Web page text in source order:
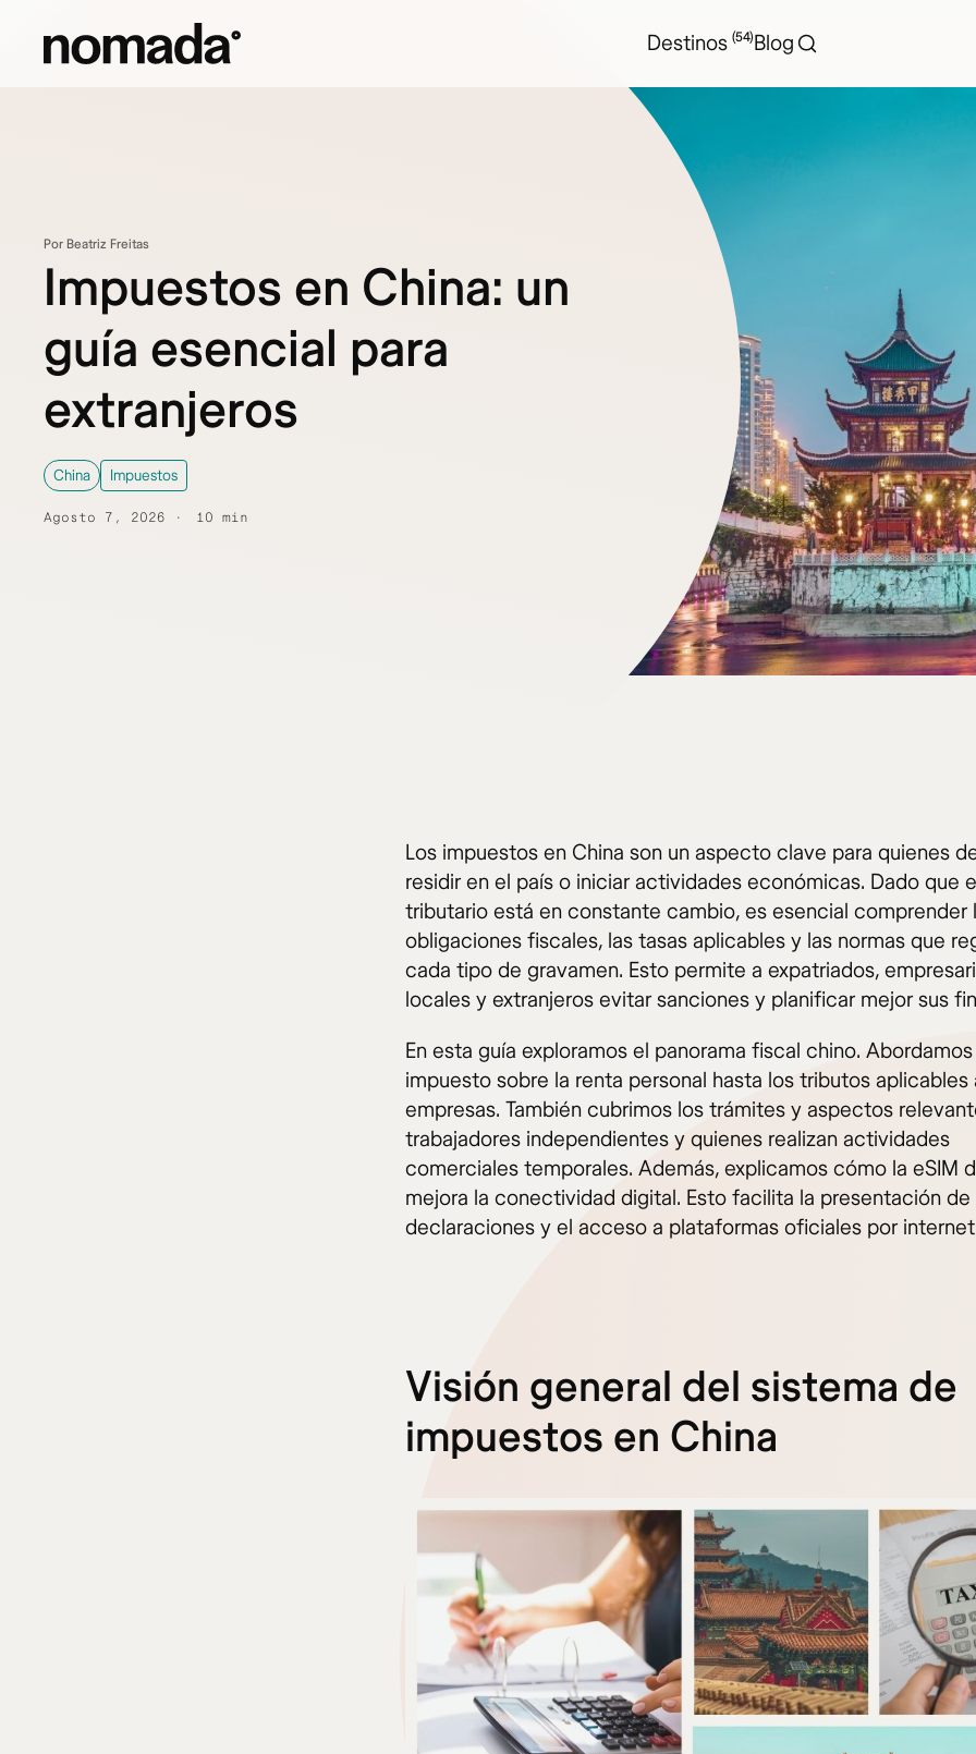
Destinos (54)Blog
Por Beatriz Freitas
Impuestos en China: un
guía esencial para
extranjeros
China Impuestos
Agosto 7, 2026 10 min
Los impuestos en China son un aspecto clave para quienes
residir en el país o iniciar actividades económicas. Dado que
tributario está en constante cambio, es esencial comprender
obligaciones fiscales, las tasas aplicables y las normas que
cada tipo de gravamen. Esto permite a expatriados,
locales y extranjeros evitar sanciones y planificar mejor sus
En esta guía exploramos el panorama fiscal chino.
impuesto sobre la renta personal hasta los tributos aplicables
empresas. También cubrimos los trámites y aspectos
trabajadores independientes y quienes realizan actividades
comerciales temporales. Además, explicamos cómo la eSIM
mejora la conectividad digital. Esto facilita la presentación de
declaraciones y el acceso a plataformas oficiales por
Visión general del sistema de
impuestos en China